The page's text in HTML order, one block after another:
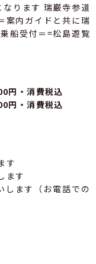
ります 瑞巌寺参道
案内ガイドと共に瑞
船受付＝=松島遊覧
円・消費税込
円・消費税込
す
ます
します（お電話での